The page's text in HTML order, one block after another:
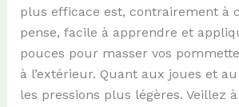
plus efficace est, contrairement à
pense, facile à apprendre et
pouces pour masser vos
à l’extérieur. Quant aux joues et
les pressions plus légères. Veillez à